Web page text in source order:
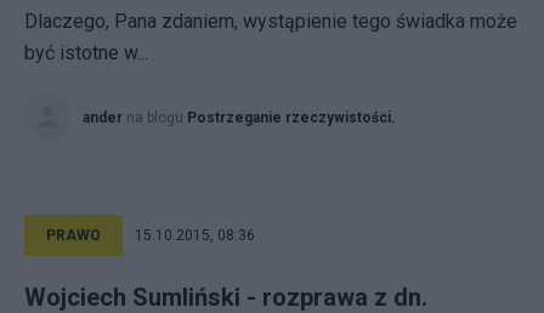
Dlaczego, Pana zdaniem, wystąpienie tego świadka może
być istotne w...
ander na blogu Postrzeganie rzeczywistości.
PRAWO 15.10.2015, 08:36
Wojciech Sumliński - rozprawa z dn.